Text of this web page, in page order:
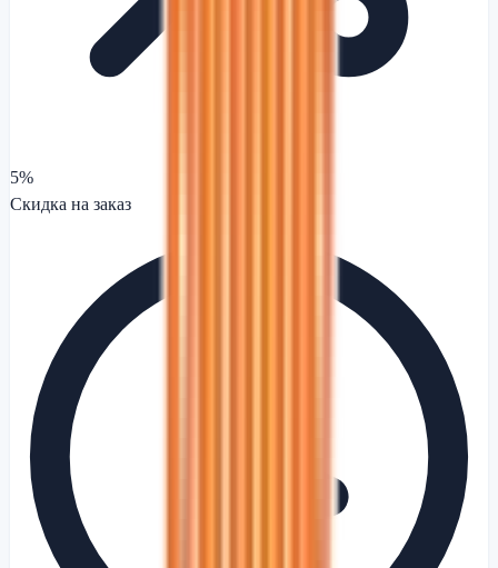
5%
Скидка на заказ